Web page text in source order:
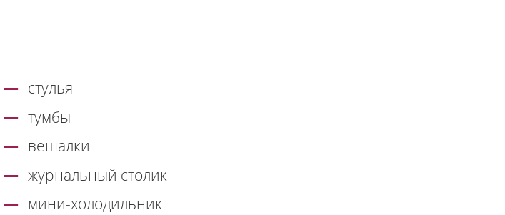
стулья
тумбы
вешалки
журнальный столик
мини-холодильник